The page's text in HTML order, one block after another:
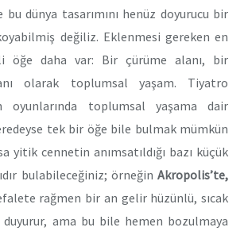
bu dünya tasarımını henüz doyurucu bir
değiliz. Eklenmesi gereken en
öğe daha var: Bir çürüme alanı, bir
olarak toplumsal yaşam. Tiyatro
oyunlarında toplumsal yaşama dair
tek bir öğe bile bulmak mümkün
yitik cennetin anımsatıldığı bazı küçük
bulabileceğiniz; örneğin Akropolis’te,
rağmen bir an gelir hüzünlü, sıcak
ama bu bile hemen bozulmaya